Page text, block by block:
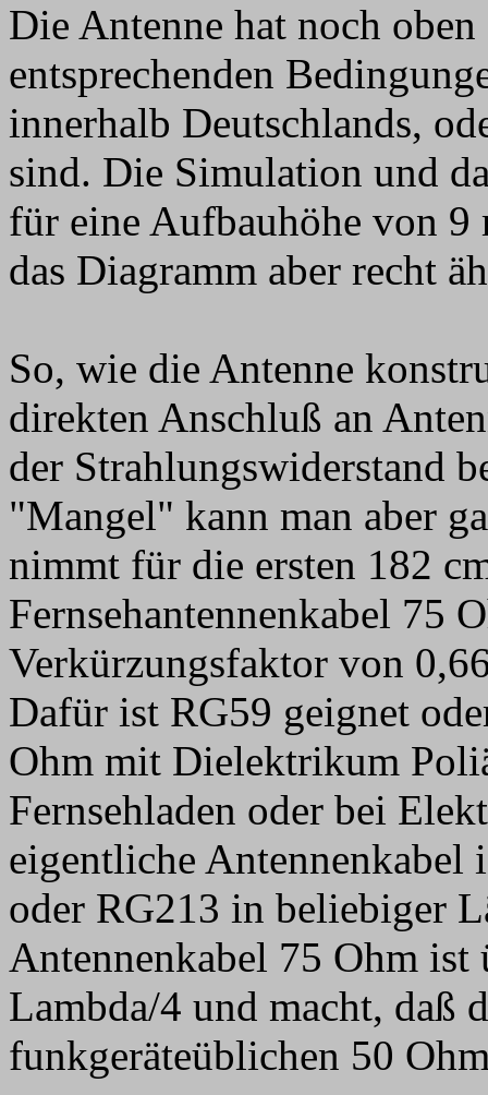
Die Antenne hat noch
entsprechenden
innerhalb Deutschlands,
sind. Die Simulation und
für eine Aufbauhöhe von 9
das Diagramm aber recht
So, wie die Antenne
direkten Anschluß an
der Strahlungswiderstand
"Mangel" kann man aber
nimmt für die ersten 182
Fernsehantennenkabel 75
Verkürzungsfaktor von
Dafür ist RG59 geignet
Ohm mit Dielektrikum
Fernsehladen oder bei
eigentliche
oder RG213 in beliebiger
Antennenkabel 75 Ohm ist
Lambda/4 und macht, daß
funkgeräteüblichen 50